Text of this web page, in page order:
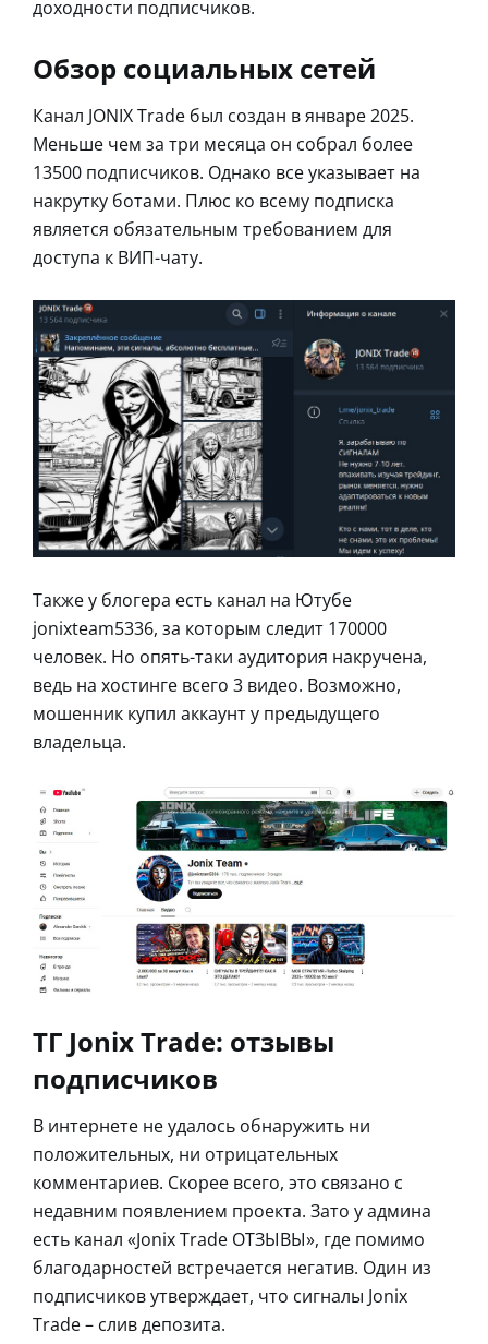
доходности подписчиков.
Обзор социальных сетей
Канал JONIX Trade был создан в январе 2025.
Меньше чем за три месяца он собрал более
13500 подписчиков. Однако все указывает на
накрутку ботами. Плюс ко всему подписка
является обязательным требованием для
доступа к ВИП-чату.
Также у блогера есть канал на Ютубе
jonixteam5336, за которым следит 170000
человек. Но опять-таки аудитория накручена,
ведь на хостинге всего 3 видео. Возможно,
мошенник купил аккаунт у предыдущего
владельца.
ТГ Jonix Trade: отзывы
подписчиков
В интернете не удалось обнаружить ни
положительных, ни отрицательных
комментариев. Скорее всего, это связано с
недавним появлением проекта. Зато у админа
есть канал «Jonix Trade ОТЗЫВЫ», где помимо
благодарностей встречается негатив. Один из
подписчиков утверждает, что сигналы Jonix
Trade – слив депозита.